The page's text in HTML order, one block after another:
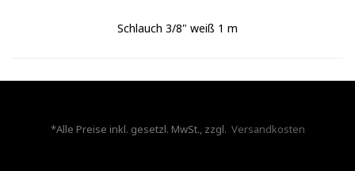
Schlauch 3/8" weiß 1 m
*Alle Preise inkl. gesetzl. MwSt., zzgl. Versandkosten